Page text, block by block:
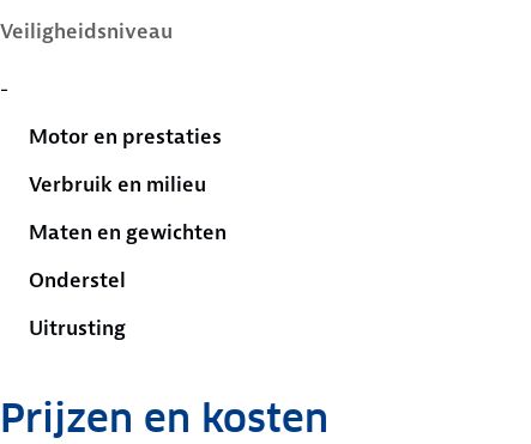
Veiligheidsniveau
-
Motor en prestaties
Verbruik en milieu
Maten en gewichten
Onderstel
Uitrusting
Prijzen en kosten